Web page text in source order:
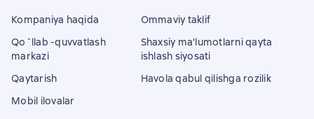
Kompaniya haqida
Qo`llab -quvvatlash
markazi
Qaytarish
Mobil ilovalar
Ommaviy taklif
Shaxsiy ma'lumotlarni qayta
ishlash siyosati
Havola qabul qilishga rozilik